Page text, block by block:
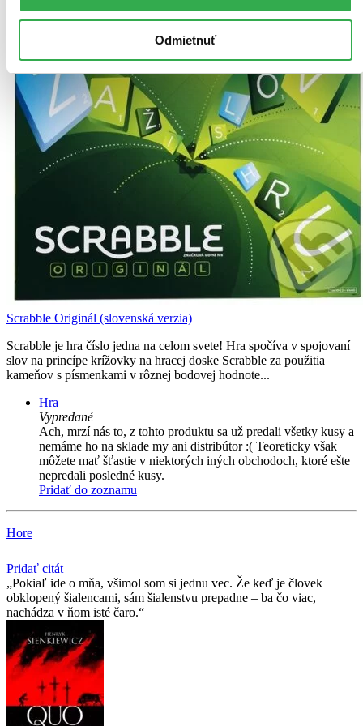
Odmietnuť
Scrabble Originál (slovenská verzia)
Scrabble je hra číslo jedna na celom svete! Hra spočíva v spojovaní
slov na princípe krížovky na hracej doske Scrabble za použitia
kameňov s písmenkami v rôznej bodovej hodnote...
Hra
Vypredané
Ach, mrzí nás to, z tohto produktu sa už predali všetky kusy a
nemáme ho na sklade my ani distribútor :( Teoreticky však
môžete mať šťastie v niektorých iných obchodoch, ktoré ešte
nepredali posledné kusy.
Pridať do zoznamu
Hore
Pridať citát
Pokiaľ ide o mňa, všimol som si jednu vec. Že keď je človek
obklopený šialencami, sám šialenstvu prepadne – ba čo viac,
nachádza v ňom isté čaro.